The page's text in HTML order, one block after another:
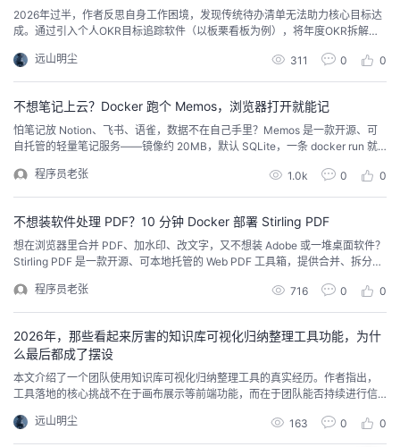
2026年过半，作者反思自身工作困境，发现传统待办清单无法助力核心目标达
成。通过引入个人OKR目标追踪软件（以板栗看板为例），将年度OKR拆解为
焦目标、客观衡量进度，并指出工具无法替代目标定义与深度思考，但能有效
校准个人方向，附带了个人OKR工具选型参考表格。
远山明尘 311 0 0
不想笔记上云？Docker 跑个 Memos，浏览器打开就能记
怕笔记放 Notion、飞书、语雀，数据不在自己手里？Memos 是一款开源、可
自托管的轻量笔记服务——镜像约 20MB，默认 SQLite，一条 docker run 就
步访问，数据全在你自己的服务器上。
程序员老张 1.0k 0 0
不想装软件处理 PDF？10 分钟 Docker 部署 Stirling PDF
想在浏览器里合并 PDF、加水印、改文字，又不想装 Adobe 或一堆桌面软件？
Stirling PDF 是一款开源、可本地托管的 Web PDF 工具箱，提供合并、拆分、
后自动清理，适合个人与小团队私有化部署。
程序员老张 716 0 0
2026年，那些看起来厉害的知识库可视化归纳整理工具功能，为什
么最后都成了摆设
本文介绍了一个团队使用知识库可视化归纳整理工具的真实经历。作者指出，
工具落地的核心挑战不在于画布展示等前端功能，而在于团队能否持续进行信
构易过期等典型问题，并结合实际经验提出了"从足够小的场景切入""让录入轻
量化""重视视图而非单次编辑"等落地思路，最后总结了知识库工具"难的不是开
远山明尘 163 0 0